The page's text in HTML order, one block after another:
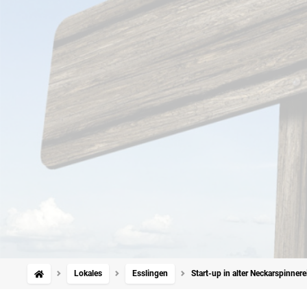
Lokales Esslingen Start-up in alter